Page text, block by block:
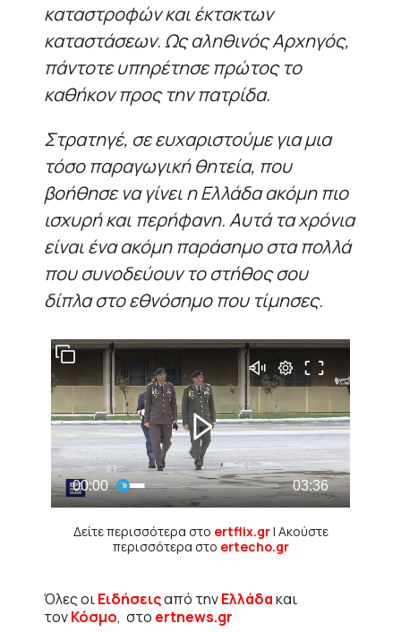
καταστροφών και έκτακτων
καταστάσεων. Ως αληθινός Αρχηγός,
πάντοτε υπηρέτησε πρώτος το
καθήκον προς την πατρίδα.
Στρατηγέ, σε ευχαριστούμε για μια
τόσο παραγωγική θητεία, που
βοήθησε να γίνει η Ελλάδα ακόμη πιο
ισχυρή και περήφανη. Αυτά τα χρόνια
είναι ένα ακόμη παράσημο στα πολλά
που συνοδεύουν το στήθος σου
δίπλα στο εθνόσημο που τίμησες.
Δείτε περισσότερα στο ertflix.gr| Ακούστε
περισσότερα στο ertecho.gr
Όλες οιΕιδήσειςαπό τηνΕλλάδακαι
τονΚόσμο, στο ertnews.gr